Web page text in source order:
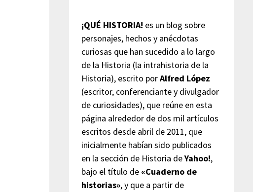
¡QUÉ HISTORIA! es un blog sobre
personajes, hechos y anécdotas
curiosas que han sucedido a lo largo
de la Historia (la intrahistoria de la
Historia), escrito porAlfred López
(escritor, conferenciante y divulgador
de curiosidades), que reúne en esta
página alrededor de dos mil artículos
escritos desde abril de 2011, que
inicialmente habían sido publicados
en la sección de Historia deYahoo!,
bajo el título de «Cuaderno de
historias», y que a partir de